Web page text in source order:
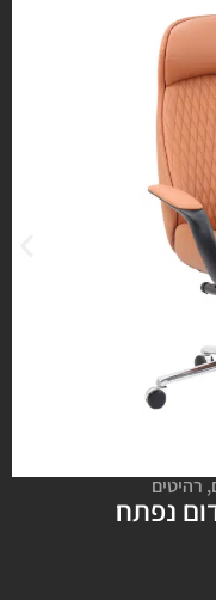
,רהיטים
נפתח